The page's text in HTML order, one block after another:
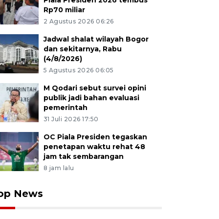
Rp70 miliar
2 Agustus 2026 06:26
Jadwal shalat wilayah Bogor
dan sekitarnya, Rabu
(4/8/2026)
5 Agustus 2026 06:05
M Qodari sebut survei opini
publik jadi bahan evaluasi
pemerintah
31 Juli 2026 17:50
OC Piala Presiden tegaskan
penetapan waktu rehat 48
jam tak sembarangan
8 jam lalu
News